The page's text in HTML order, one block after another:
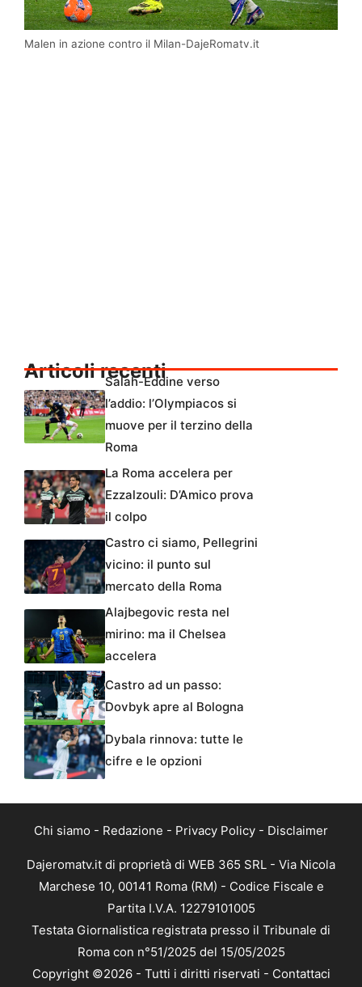
Malen in azione contro il Milan-DajeRomatv.it
Articoli recenti
Salah-Eddine verso
l’addio: l’Olympiacos si
muove per il terzino della
Roma
La Roma accelera per
Ezzalzouli: D’Amico prova
il colpo
Castro ci siamo, Pellegrini
vicino: il punto sul
mercato della Roma
Alajbegovic resta nel
mirino: ma il Chelsea
accelera
Castro ad un passo:
Dovbyk apre al Bologna
Dybala rinnova: tutte le
cifre e le opzioni
Chi siamo - Redazione - Privacy Policy - Disclaimer
Dajeromatv.it di proprietà di WEB 365 SRL - Via Nicola
Marchese 10, 00141 Roma (RM) - Codice Fiscale e
Partita I.V.A. 12279101005
Testata Giornalistica registrata presso il Tribunale di
Roma con n°51/2025 del 15/05/2025
Copyright ©2026 - Tutti i diritti riservati - Contattaci